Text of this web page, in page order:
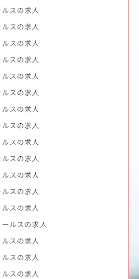
スの求人
スの求人
スの求人
スの求人
スの求人
スの求人
スの求人
スの求人
スの求人
スの求人
スの求人
スの求人
スの求人
ルスの求人
スの求人
スの求人
スの求人